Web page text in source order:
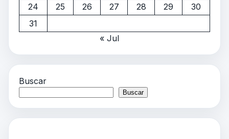
24
25 26 27 28 29
30
31
« Jul
Buscar
Buscar